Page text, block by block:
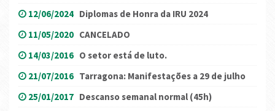
12/06/2024 Diplomas de Honra da IRU 2024
11/05/2020 CANCELADO
14/03/2016 O setor está de luto.
21/07/2016 Tarragona: Manifestações a 29 de julho
25/01/2017 Descanso semanal normal (45h)